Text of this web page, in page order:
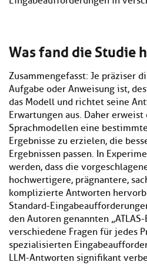
Was fand die Studie
Zusammengefasst: Je präziser
Aufgabe oder Anweisung ist,
das Modell und richtet seine
Erwartungen aus. Daher
Sprachmodellen eine
Ergebnisse zu erzielen, die
Ergebnissen passen. In
werden, dass die
hochwertigere, prägnantere,
komplizierte Antworten
Standard-
den Autoren genannten
verschiedene Fragen für jedes
spezialisierten
LLM-Antworten signifikant